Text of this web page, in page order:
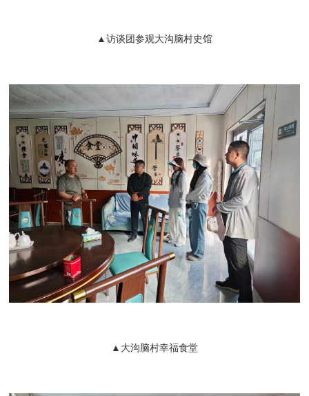
▲访谈团参观大沟脑村史馆
▲大沟脑村幸福食堂